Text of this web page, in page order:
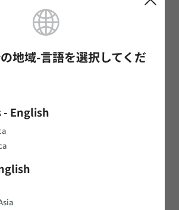
地域-言語を選択してくだ
- English